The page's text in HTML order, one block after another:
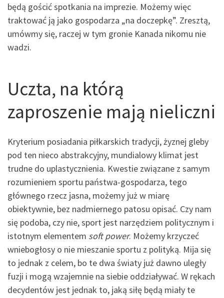
będą gościć spotkania na imprezie. Możemy więc
traktować ją jako gospodarza „na doczepkę”. Zresztą,
umówmy się, raczej w tym gronie Kanada nikomu nie
wadzi.
Uczta, na którą
zaproszenie mają nieliczni
Kryterium posiadania piłkarskich tradycji, żyznej gleby
pod ten nieco abstrakcyjny, mundialowy klimat jest
trudne do uplastycznienia. Kwestie związane z samym
rozumieniem sportu państwa-gospodarza, tego
głównego rzecz jasna, możemy już w miarę
obiektywnie, bez nadmiernego patosu opisać. Czy nam
się podoba, czy nie, sport jest narzędziem politycznym i
istotnym elementem soft power. Możemy krzyczeć
wniebogłosy o nie mieszanie sportu z polityką. Mija się
to jednak z celem, bo te dwa światy już dawno uległy
fuzji i mogą wzajemnie na siebie oddziaływać. W rękach
decydentów jest jednak to, jaką siłę będą miały te